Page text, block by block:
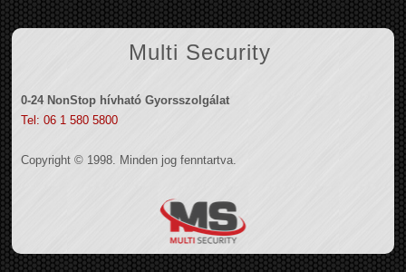
Multi Security
0-24 NonStop hívható Gyorsszolgálat
Tel: 06 1 580 5800
Copyright © 1998. Minden jog fenntartva.